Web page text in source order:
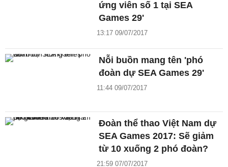
ứng viên số 1 tại SEA
Games 29'
13:17 09/07/2017
Nỗi buồn mang tên 'phó
đoàn dự SEA Games 29'
11:44 09/07/2017
Đoàn thể thao Việt Nam dự
SEA Games 2017: Sẽ giảm
từ 10 xuống 2 phó đoàn?
21:59 07/07/2017